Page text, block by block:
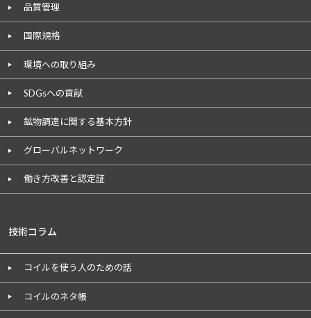
品質管理
国際規格
環境への取り組み
SDGsへの貢献
鉱物調達に関する基本方針
グローバルネットワーク
働き方改善と認定証
技術コラム
コイルを使う人のための話
コイルのネタ帳